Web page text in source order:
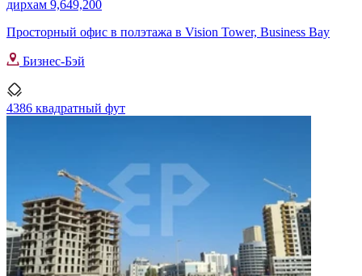
дирхам 9,649,200
Просторный офис в полэтажа в Vision Tower, Business Bay
Бизнес-Бэй
4386 квадратный фут